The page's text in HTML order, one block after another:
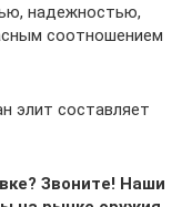
надежностью,
соотношением
элит составляет
Звоните! Наши